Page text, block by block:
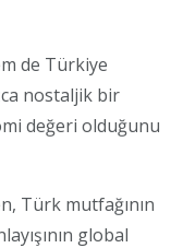
de Türkiye
nostaljik bir
değeri olduğunu
Türk mutfağının
global